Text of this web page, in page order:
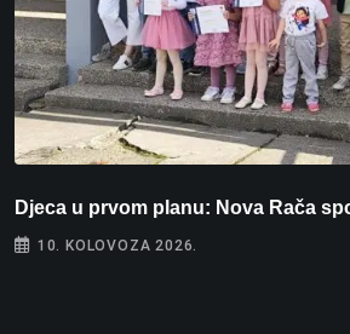
Djeca u prvom planu: Nova Rača
10. KOLOVOZA 2026.